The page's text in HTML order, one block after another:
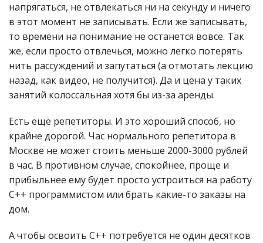
напрягаться, не отвлекаться ни на секунду и ничего
в этот момент не записывать. Если же записывать,
то времени на понимание не останется вовсе. Так
же, если просто отвлечься, можно легко потерять
нить рассуждений и запутаться (а отмотать лекцию
назад, как видео, не получится). Да и цена у таких
занятий колоссальная хотя бы из-за аренды.
Есть ещё репетиторы. И это хороший способ, но
крайне дорогой. Час нормального репетитора в
Москве не может стоить меньше 2000-3000 рублей
в час. В противном случае, спокойнее, проще и
прибыльнее ему будет просто устроиться на работу
C++ программистом или брать какие-то заказы на
дом.
А чтобы освоить C++ потребуется не один десятков